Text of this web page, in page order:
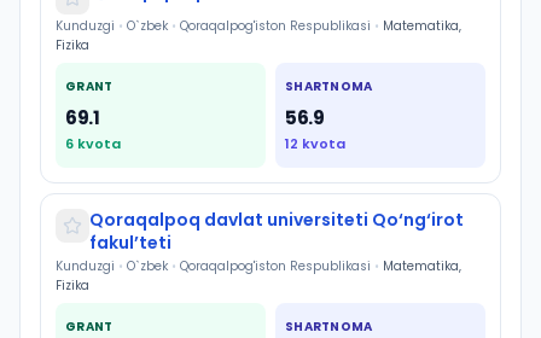
Kunduzgi • O`zbek • Qoraqalpog'iston Respublikasi • Matematika,
Fizika
GRANT
69.1
6 kvota
SHARTNOMA
56.9
12 kvota
Qoraqalpoq davlat universiteti Qo‘ng‘irot
fakulʼteti
Kunduzgi • O`zbek • Qoraqalpog'iston Respublikasi • Matematika,
Fizika
GRANT SHARTNOMA